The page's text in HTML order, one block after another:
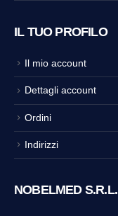
IL TUO PROFILO
Il mio account
Dettagli account
Ordini
Indirizzi
NOBELMED S.R.L.